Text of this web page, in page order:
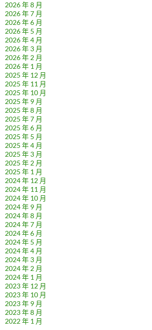
2026 年 8 月
2026 年 7 月
2026 年 6 月
2026 年 5 月
2026 年 4 月
2026 年 3 月
2026 年 2 月
2026 年 1 月
2025 年 12 月
2025 年 11 月
2025 年 10 月
2025 年 9 月
2025 年 8 月
2025 年 7 月
2025 年 6 月
2025 年 5 月
2025 年 4 月
2025 年 3 月
2025 年 2 月
2025 年 1 月
2024 年 12 月
2024 年 11 月
2024 年 10 月
2024 年 9 月
2024 年 8 月
2024 年 7 月
2024 年 6 月
2024 年 5 月
2024 年 4 月
2024 年 3 月
2024 年 2 月
2024 年 1 月
2023 年 12 月
2023 年 10 月
2023 年 9 月
2023 年 8 月
2022 年 1 月